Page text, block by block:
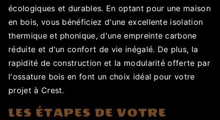
écologiques et durables. En optant pour une maison
en bois, vous bénéficiez d'une excellente isolation
thermique et phonique, d'une empreinte carbone
réduite et d'un confort de vie inégalé. De plus, la
rapidité de construction et la modularité offerte par
l'ossature bois en font un choix idéal pour votre
projet à Crest.
LES ÉTAPES DE VOTRE